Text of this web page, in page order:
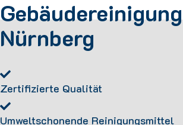
Gebäudereinigung
Nürnberg
Zertifizierte Qualität
Umweltschonende Reinigungsmittel